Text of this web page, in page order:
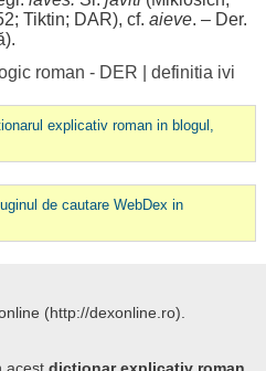
Tiktin; DAR), cf. aieve. – Der.
).
roman - DER
definitia ivi
explicativ roman in blogul,
de cautare WebDex in
(http://dexonline.ro).